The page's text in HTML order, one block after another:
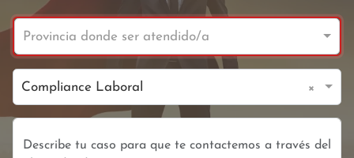
Provincia donde ser atendido/a
Compliance Laboral ×